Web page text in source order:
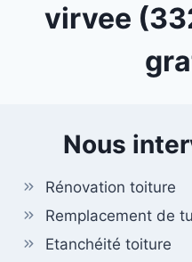
virvee
Nous
Rénovation toiture
Remplacement de
Etanchéité toiture